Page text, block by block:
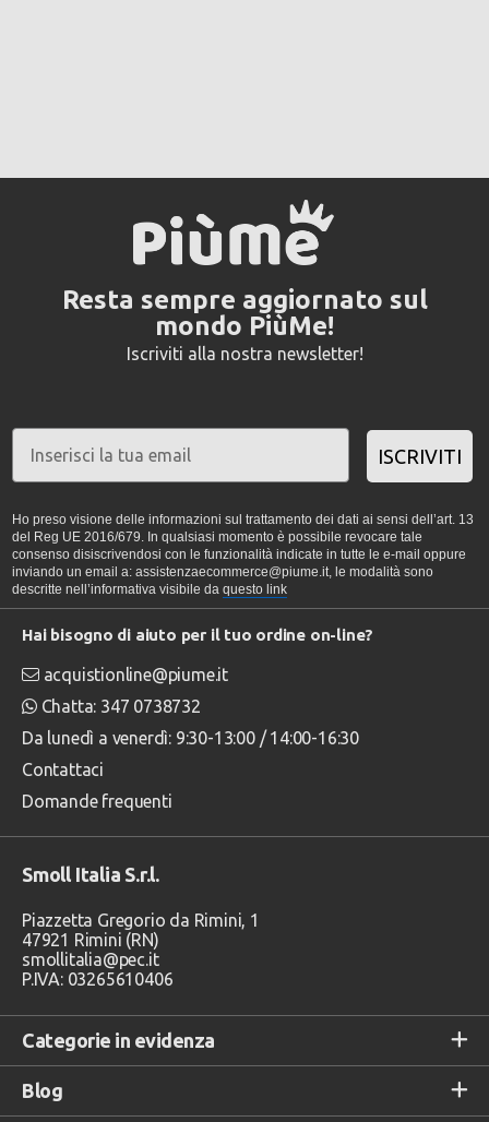
Resta sempre aggiornato sul
mondo PiùMe!
Iscriviti alla nostra newsletter!
ISCRIVITI
Ho preso visione delle informazioni sul trattamento dei dati ai sensi dell’art. 13
del Reg UE 2016/679. In qualsiasi momento è possibile revocare tale
consenso disiscrivendosi con le funzionalità indicate in tutte le e-mail oppure
inviando un email a: assistenzaecommerce@piume.it, le modalità sono
descritte nell’informativa visibile da questo link
Categorie in evidenza
Blog
Hai bisogno di aiuto per il tuo ordine on-line?
acquistionline@piume.it
Chatta: 347 0738732
Da lunedì a venerdì: 9:30-13:00 / 14:00-16:30
Contattaci
Domande frequenti
Smoll Italia S.r.l.
Piazzetta Gregorio da Rimini, 1
47921 Rimini (RN)
smollitalia@pec.it
P.IVA: 03265610406